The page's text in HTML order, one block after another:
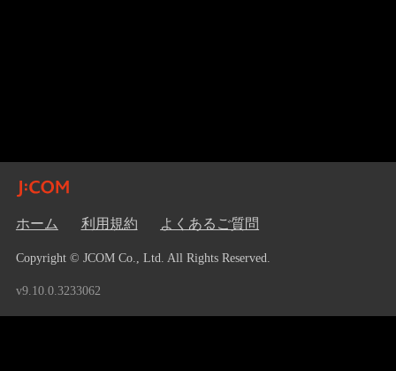
ホーム 利用規約 よくあるご質問
Copyright © JCOM Co., Ltd. All Rights Reserved.
v9.10.0.3233062